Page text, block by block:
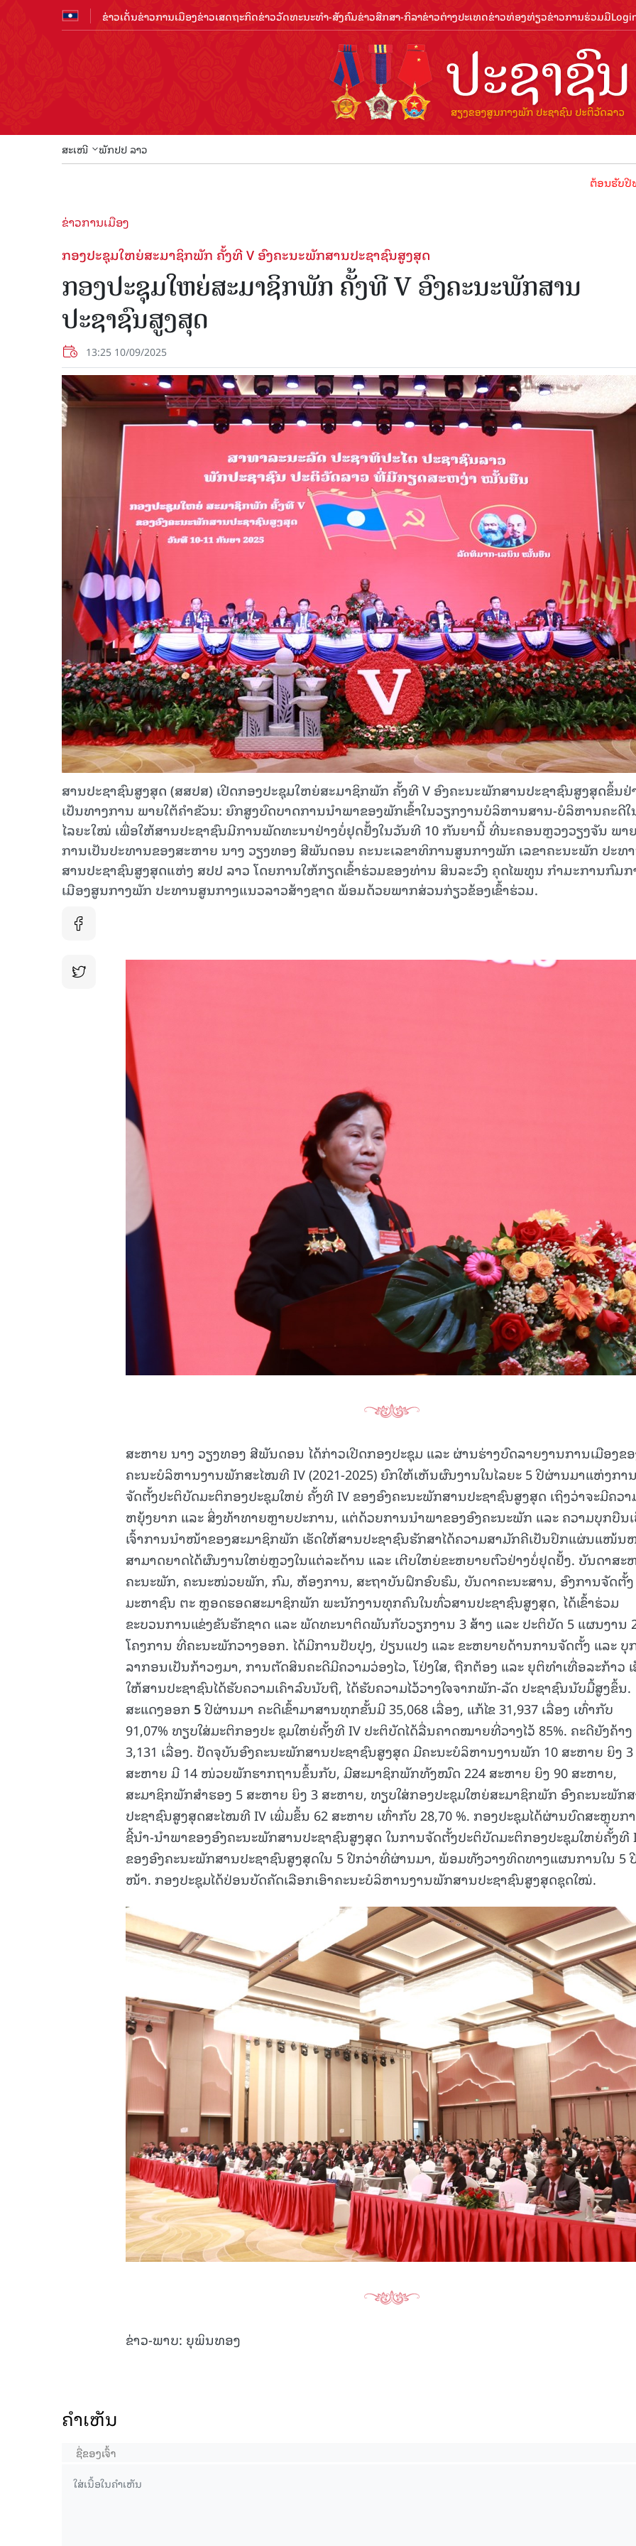
ຂ່າວເດັ່ນຂ່າວການເມືອງຂ່າວເສດຖະກິດຂ່າວວັດທະນະທຳ-ສັງຄົມຂ່າວສືກສາ-ກິລາຂ່າວຕ່າງປະເທດຂ່າວທ່ອງທ່ຽວຂ່າວການຮ່ວມມື
ສະເໜີ ພັກປປ ລາວ
ຕ້ອນຮັບປີທ່ອງທ່ຽວ
ຂ່າວການເມືອງ
ກອງ​ປະຊຸມ​​ໃຫຍ່ສະມາຊິກພັກ ຄັ້ງ​ທີ V ອົງຄະ​ນະພັກສາ​ນປະຊາຊົນ​ສູງ​ສຸດ
ກອງ​ປະຊຸມ​​ໃຫຍ່ສະມາຊິກພັກ ຄັ້ງ​ທີ V ອົງຄະ​ນະພັກສາ​ນ
ປະຊາຊົນ​ສູງ​ສຸດ
13:25 10/09/2025
ສາ​ນປະຊາຊົນ​ສູງ​ສຸດ (ສສປສ) ເປີດກອງ​ປະຊຸມໃຫຍ່ສະມາຊິກພັກ ​​ຄັ້ງ​ທີ V ອົງຄະ​ນະ​ພັກສານ​ປະຊາຊົນ​ສູງ​ສຸດຂຶ້ນຢ່
ເປັນ​ທາງການ ພາຍໃຕ້ຄໍາຂັວນ: ຍົກສູງບົດບາດການນໍາພາຂອງພັກເຂົ້າໃນວຽກງານບໍລິຫານສານ-ບໍລິຫານຄະດີໃ
ໄລຍະໃໝ່ ເພື່ອໃຫ້ສານປະຊາຊົນມີການພັດທະນາຢ່າງບໍ່ຢຸດຢັ້ງ​ໃນວັນທີ 10 ກັນຍານີ້ ທີ່ນະຄອນຫຼວງວຽງຈັນ ພາ
ການເປັນປະທານຂອງສະຫາຍ ນາງ ວຽງທອງ ສີພັນດອນ ຄະນະເລຂາທິການສູນກາງພັກ ເລຂາຄະນະພັກ ປະທ
ສານປະຊາ​ຊົນ​ສູງ​ສຸດແຫ່ງ ສປປ ລາວ ໂດຍການໃຫ້ກຽດເຂົ້າຮ່ວມຂອງທ່ານ ສິນລະວົງ ຄຸດໄພທູນ ກໍາມະການກົມ
ເມືອງສູນກາງພັກ ປະທານສູນກາງແນວລາວສ້າງຊາດ ພ້ອມດ້ວຍພາກສ່ວນກ່ຽວຂ້ອງເຂົ້າຮ່ວມ.
ສະຫາຍ ນາງ ວຽງທອງ ສີພັນດອນ ໄດ້ກ່າວເປີດກອງປະຊຸມ ແລະ ຜ່ານຮ່າງບົດລາຍງານການເມືອງຂ
ຄະນະບໍລິຫານງານພັກສະໄໝທີ IV (2021-2025) ຍົກໃຫ້ເຫັນຜົນງານໃນໄລຍະ 5 ປີຜ່ານມາແຫ່ງການ
ຈັດຕັ້ງປະຕິບັດມະຕິກອງປະຊຸມໃຫຍ່ ຄັ້ງທີ IV ຂອງອົງຄະນະພັກສານປະຊາຊົນສູງສຸດ ເຖິງວ່າຈະມີຄວາ
ຫຍຸ້ງຍາກ ແລະ ສິ່ງທ້າທາຍຫຼາຍປະການ, ແຕ່ດ້ວຍການນໍາພາຂອງອົງຄະນະພັກ ແລະ ຄວາມບຸກບືນ
ເຈົ້າການນໍາໜ້າຂອງສະມາຊິກພັກ ເຮັດໃຫ້ສານປະຊາຊົນຮັກສາໄດ້ຄວາມສາມັກຄີເປັນປຶກແຜ່ນແໜ້ນ
ສາມາດຍາດໄດ້ຜົນງານໃຫຍ່ຫຼວງໃນແຕ່ລະດ້ານ ແລະ ເຕີບໃຫຍ່ຂະຫຍາຍຕົວຢ່າງບໍ່ຢຸດຢັ້ງ. ບັນດາສະ
ຄະນະພັກ, ຄະນະໜ່ວຍພັກ, ກົມ, ຫ້ອງການ, ສະຖາບັນຝຶກອົບຮົມ, ບັນດາຄະນະສານ, ອົງການຈັດຕັ້ງ
ມະຫາຊົນ ຕະ ຫຼອດຮອດສະມາຊິກພັກ ພະນັກງານທຸກຄົນໃນທົ່ວສານປະຊາຊົນສູງສຸດ, ໄດ້ເຂົ້າຮ່ວມ
ຂະບວນການແຂ່ງຂັນຮັກຊາດ ແລະ ພັດທະນາຕິດພັນກັບວຽກງານ 3 ສ້າງ ແລະ ປະຕິບັດ 5 ແຜນງານ
ໂຄງການ ທີ່ຄະນະພັກວາງອອກ. ໄດ້ມີການປັບປຸງ, ປ່ຽນແປງ ແລະ ຂະຫຍາຍດ້ານການຈັດຕັ້ງ ແລະ ບຸ
ລາກອນເປັນກ້າວໆມາ, ການຕັດສິນຄະດີມີຄວາມວ່ອງໄວ, ໂປ່ງໃສ, ຖືກຕ້ອງ ແລະ ຍຸຕິທໍາເທື່ອລະກ້າວ
ໃຫ້ສານປະຊາຊົນໄດ້ຮັບຄວາມເຄົາລົບນັບຖື, ໄດ້ຮັບຄວາມໄວ້ວາງໃຈຈາກພັກ-ລັດ ປະຊາຊົນນັບມື້ສູງຂຶ້ນ.
ສະແດງອອກ 5ປີຜ່ານມາ ຄະດີເຂົ້າມາສານທຸກຂັ້ນມີ 35,068 ເລື່ອງ, ແກ້ໄຂ 31,937 ເລື່ອງ ເທົ່າກັບ
91,07% ທຽບໃສ່ມະຕິກອງປະ ຊຸມໃຫຍ່ຄັ້ງທີ IV ປະຕິບັດໄດ້ລື່ນຄາດໝາຍທີ່ວາງໄວ້ 85%. ຄະດີຍັງຄ້າງ
3,131 ເລື່ອງ. ປັດຈຸບັນອົງຄະນະພັກສານປະຊາຊົນສູງສຸດ ມີຄະນະບໍລິຫານງານພັກ 10 ສະຫາຍ ຍິງ 3
ສະຫາຍ ມີ 14 ໜ່ວຍພັກຮາກຖານຂຶ້ນກັບ, ມີສະມາຊິກພັກທັງໝົດ 224 ສະຫາຍ ຍິງ 90 ສະຫາຍ,
ສະມາຊິກພັກສຳຮອງ 5 ສະຫາຍ ຍິງ 3 ສະຫາຍ, ທຽບໃສ່ກອງປະຊຸມໃຫຍ່ສະມາຊິກພັກ ອົງຄະນະພັກ
ປະຊາຊົນສູງສຸດສະໄໝທີ IV ເພີ່ມຂຶ້ນ 62 ສະຫາຍ ເທົ່າກັບ 28,70 %. ກອງປະຊຸມໄດ້ຜ່ານບົດສະຫຼຸບກ
ຊີ້ນຳ-ນໍາພາຂອງອົງຄະນະພັກສານປະຊາຊົນສູງສຸດ ໃນການຈັດຕັ້ງປະຕິບັດມະຕິກອງປະຊຸມໃຫຍ່ຄັ້ງທີ
ຂອງອົງຄະນະພັກສານປະຊາຊົນສູງສຸດໃນ 5 ປີກວ່າທີ່ຜ່ານມາ, ພ້ອມທັງວາງທິດທາງແຜນການໃນ 5
ໜ້າ. ກອງປະຊຸມໄດ້ປ່ອນບັດຄັດເລືອກເອົາຄະນະບໍລິຫານງານພັກສານປະຊາຊົນສູງສຸດຊຸດໃໝ່.
ຂ່າວ-ພາບ: ຍຸພິນທອງ
ຄໍາເຫັນ